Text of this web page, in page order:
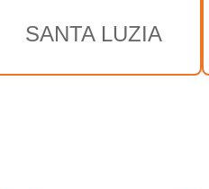
SANTA LUZIA